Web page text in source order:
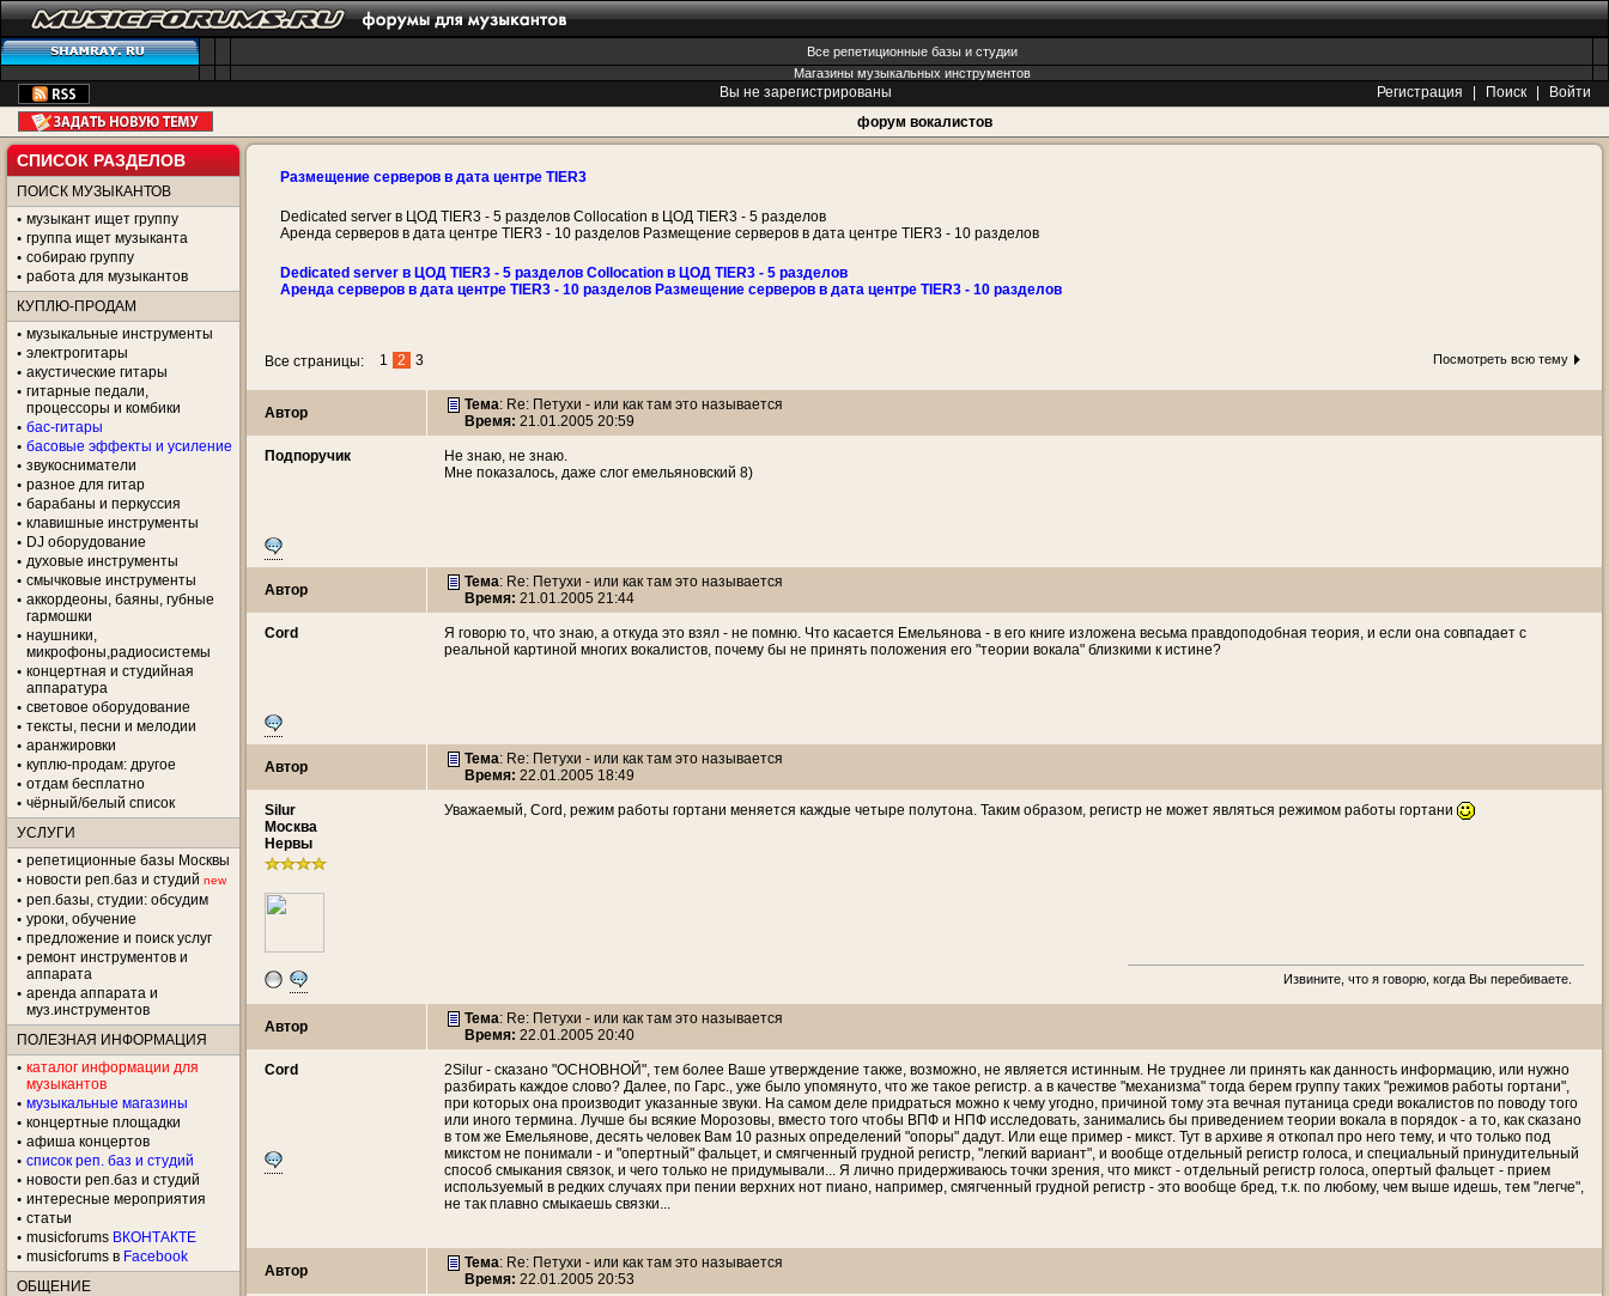
Все репетиционные базы и студии
Магазины музыкальных инструментов
Вы не зарегистрированы Регистрация Поиск
Войти
форум вокалистов
СПИСОК РАЗДЕЛОВ
ПОИСК МУЗЫКАНТОВ
музыкант ищет группу
группа ищет музыканта
собираю группу
работа для музыкантов
КУПЛЮ-ПРОДАМ
музыкальные инструменты
электрогитары
акустические гитары
гитарные педали,
процессоры и комбики
бас-гитары
басовые эффекты и усиление
звукосниматели
разное для гитар
барабаны и перкуссия
клавишные инструменты
DJ оборудование
духовые инструменты
смычковые инструменты
аккордеоны, баяны, губные
гармошки
наушники,
микрофоны,радиосистемы
концертная и студийная
аппаратура
световое оборудование
тексты, песни и мелодии
аранжировки
куплю-продам: другое
отдам бесплатно
чёрный/белый список
УСЛУГИ
репетиционные базы Москвы
новости реп.баз и студий new
реп.базы, студии: обсудим
уроки, обучение
предложение и поиск услуг
ремонт инструментов и
аппарата
аренда аппарата и
муз.инструментов
ПОЛЕЗНАЯ ИНФОРМАЦИЯ
каталог информации для
музыкантов
музыкальные магазины
концертные площадки
aфиша концертов
список реп. баз и студий
новости реп.баз и студий
интересные мероприятия
статьи
musicforums ВКОНТАКТЕ
musicforums в Facebook
ОБЩЕНИЕ
Размещение серверов в дата центре TIER3
Dedicated server в ЦОД TIER3 - 5 разделов Collocation в ЦОД TIER3 - 5 разделов
Аренда серверов в дата центре TIER3 - 10 разделов Размещение серверов в дата центре TIER3 - 10 разделов
Dedicated server в ЦОД TIER3 - 5 разделов Collocation в ЦОД TIER3 - 5 разделов
Аренда серверов в дата центре TIER3 - 10 разделов Размещение серверов в дата центре TIER3 - 10 разделов
Все страницы: 1 2 3 Посмотреть всю тему
Автор Тема: Re: Петухи - или как там это называется
Время: 21.01.2005 20:59
Подпоручик
Не знаю, не знаю.
Мне показалось, даже слог емельяновский 8)
Автор Тема: Re: Петухи - или как там это называется
Время: 21.01.2005 21:44
Cord
Я говорю то, что знаю, а откуда это взял - не помню. Что касается Емельянова - в его книге изложена весьма правдоподобная теория, и если она совпадает с
реальной картиной многих вокалистов, почему бы не принять положения его "теории вокала" близкими к истине?
Автор Тема: Re: Петухи - или как там это называется
Время: 22.01.2005 18:49
Silur
Москва
Нервы
Уважаемый, Cord, режим работы гортани меняется каждые четыре полутона. Таким образом, регистр не может являться режимом работы гортани
Извините, что я говорю, когда Вы перебиваете.
Автор Тема: Re: Петухи - или как там это называется
Время: 22.01.2005 20:40
Cord
2Silur - сказано "ОСНОВНОЙ", тем более Ваше утверждение также, возможно, не является истинным. Не труднее ли принять как данность информацию, или нужно
разбирать каждое слово? Далее, по Гарс., уже было упомянуто, что же такое регистр. а в качестве "механизма" тогда берем группу таких "режимов работы гортани",
при которых она производит указанные звуки. На самом деле придраться можно к чему угодно, причиной тому эта вечная путаница среди вокалистов по поводу того
или иного термина. Лучше бы всякие Морозовы, вместо того чтобы ВПФ и НПФ исследовать, занимались бы приведением теории вокала в порядок - а то, как сказано
в том же Емельянове, десять человек Вам 10 разных определений "опоры" дадут. Или еще пример - микст. Тут в архиве я откопал про него тему, и что только под
микстом не понимали - и "опертный" фальцет, и смягченный грудной регистр, "легкий вариант", и вообще отдельный регистр голоса, и специальный принудительный
способ смыкания связок, и чего только не придумывали... Я лично придерживаюсь точки зрения, что микст - отдельный регистр голоса, опертый фальцет - прием
используемый в редких случаях при пении верхних нот пиано, например, смягченный грудной регистр - это вообще бред, т.к. по любому, чем выше идешь, тем "легче",
не так плавно смыкаешь связки...
Автор Тема: Re: Петухи - или как там это называется
Время: 22.01.2005 20:53